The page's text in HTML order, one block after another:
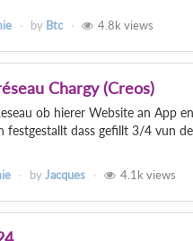
by Btc 4.8k views
Chargy (Creos)
ob hierer Website an App
festgestallt dass gefillt 3/4 vun
byJacques 4.1k views